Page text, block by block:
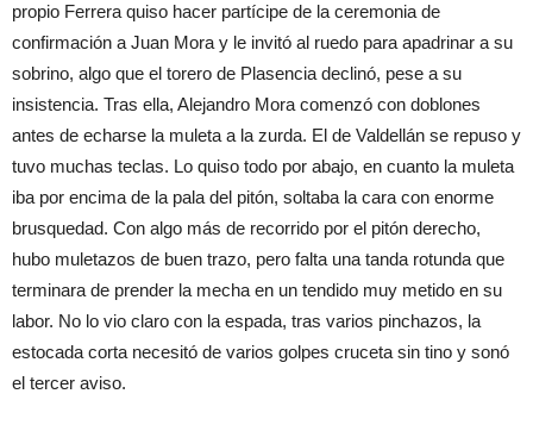
propio Ferrera quiso hacer partícipe de la ceremonia de
confirmación a Juan Mora y le invitó al ruedo para apadrinar a su
sobrino, algo que el torero de Plasencia declinó, pese a su
insistencia. Tras ella, Alejandro Mora comenzó con doblones
antes de echarse la muleta a la zurda. El de Valdellán se repuso y
tuvo muchas teclas. Lo quiso todo por abajo, en cuanto la muleta
iba por encima de la pala del pitón, soltaba la cara con enorme
brusquedad. Con algo más de recorrido por el pitón derecho,
hubo muletazos de buen trazo, pero falta una tanda rotunda que
terminara de prender la mecha en un tendido muy metido en su
labor. No lo vio claro con la espada, tras varios pinchazos, la
estocada corta necesitó de varios golpes cruceta sin tino y sonó
el tercer aviso.